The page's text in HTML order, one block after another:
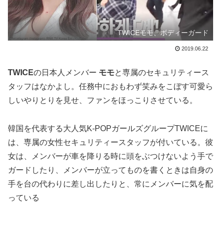
TWICEモモ、ボディーガード
2019.06.22
TWICEの日本人メンバー モモと専属のセキュリティース
タッフはなかよし。任務中におもわず笑みをこぼす可愛ら
しいやりとりを見せ、ファンをほっこりさせている。
韓国を代表する大人気K-POPガールズグループTWICEに
は、専属の女性セキュリティースタッフが付いている。彼
女は、メンバーが車を降りる時に頭をぶつけないよう手で
ガードしたり、メンバーが立ってものを書くときは自身の
手を台の代わりに差し出したりと、常にメンバーに気を配
っている